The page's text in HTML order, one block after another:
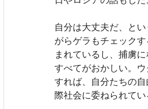
自分は大丈夫だ、と
がらゲラもチェック
まれているし、捕虜
すべてがおかしい。
すれば、自分たちの
際社会に委ねられてい